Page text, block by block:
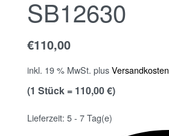
SB12630
€110,00
inkl. 19 % MwSt. plusVersandkosten
(1 Stück = 110,00 €)
Lieferzeit: 5 - 7 Tag(e)